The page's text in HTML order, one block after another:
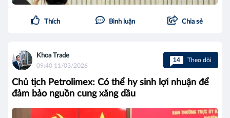
Thích Bình luận Chia sẻ
Khoa Trade
09:40 11/03/2026
14 Theo dõi
Chủ tịch Petrolimex: Có thể hy sinh lợi nhuận để
đảm bảo nguồn cung xăng dầu